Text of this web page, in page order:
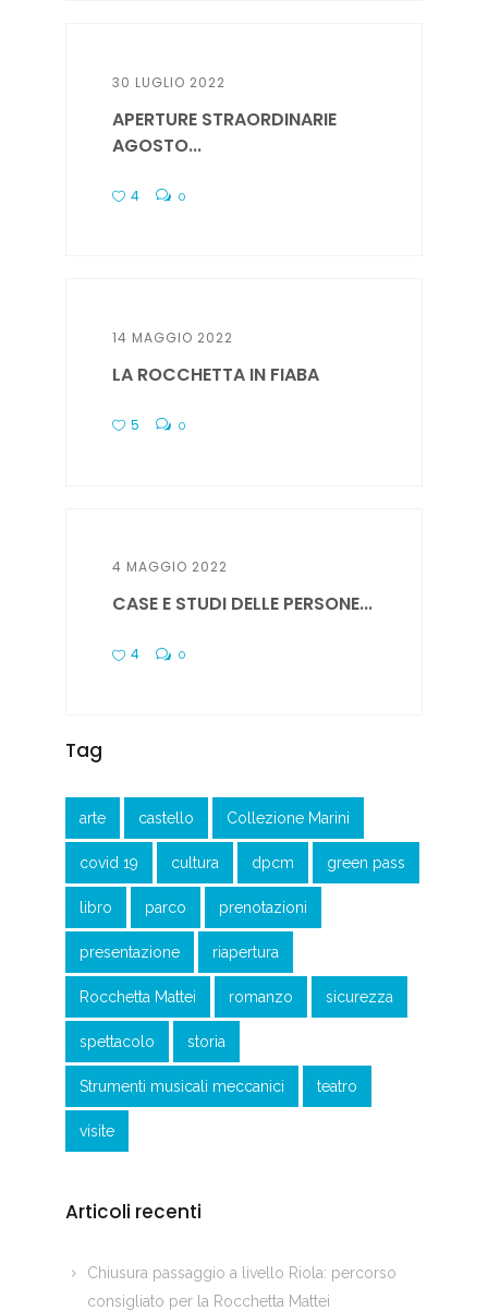
30 LUGLIO 2022
APERTURE STRAORDINARIE
AGOSTO...
4 0
14 MAGGIO 2022
LA ROCCHETTA IN FIABA
5 0
4 MAGGIO 2022
CASE E STUDI DELLE PERSONE...
4 0
Tag
arte castello Collezione Marini
covid 19 cultura dpcm green pass
libro parco prenotazioni
presentazione riapertura
Rocchetta Mattei romanzo sicurezza
spettacolo storia
Strumenti musicali meccanici teatro
visite
Articoli recenti
Chiusura passaggio a livello Riola: percorso
consigliato per la Rocchetta Mattei